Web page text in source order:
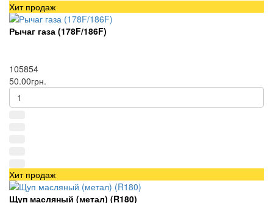
Хит продаж
Рычаг газа (178F/186F)
105854
50.00грн.
Хит продаж
Щуп масляный (метал) (R180)